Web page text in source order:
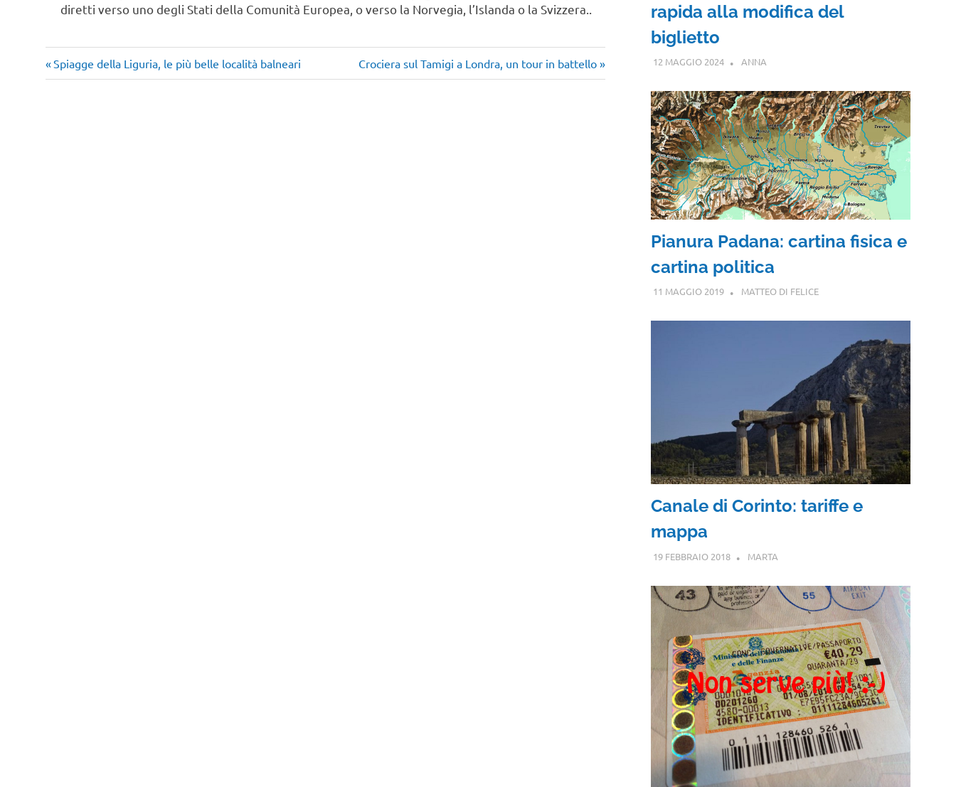
diretti verso uno degli Stati della Comunità Europea, o verso la Norvegia, l’Islanda o la Svizzera..
Navigazione
Articolo
precedente:
Spiagge della Liguria, le più belle località balneari
Articolo
successivo:
Crociera sul Tamigi a Londra, un tour in battello
rapida alla modifica del
biglietto
12 MAGGIO 2024 ANNA
Pianura Padana: cartina fisica e
cartina politica
11 MAGGIO 2019 MATTEO DI FELICE
Canale di Corinto: tariffe e
mappa
19 FEBBRAIO 2018 MARTA